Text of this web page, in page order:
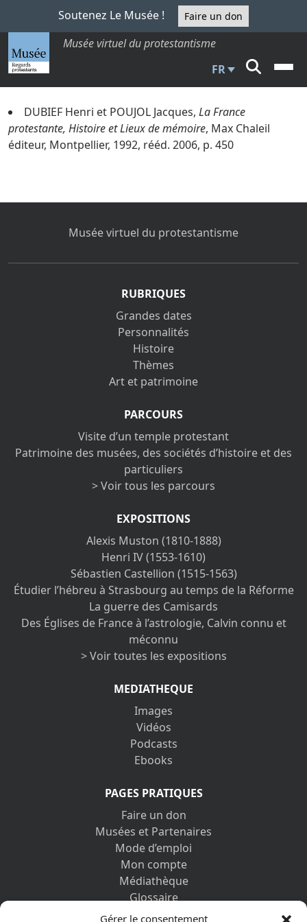
Gérer le consentement
Soutenez Le Musée ! Faire un don
Musée virtuel du protestantisme
FR
DUBIEF Henri et POUJOL Jacques, La France
protestante, Histoire et Lieux de mémoire, Max Chaleil
éditeur, Montpellier, 1992, rééd. 2006, p. 450
Musée virtuel du protestantisme
RUBRIQUES
Grandes dates
Personnalités
Histoire
Thèmes
Art et patrimoine
PARCOURS
Visite d’un temple protestant
Patrimoine des musées, des sociétés d’histoire et des
particuliers
> Voir tous les parcours
EXPOSITIONS
Alexis Muston (1810-1888)
Henri IV (1553-1610)
Sébastien Castellion (1515-1563)
Étudier l’hébreu à Strasbourg au temps de la Réforme
La guerre des Camisards
Des Églises de France à l’astrologie, Calvin connu et
méconnu
> Voir toutes les expositions
MEDIATHEQUE
Images
Vidéos
Podcasts
Ebooks
PAGES PRATIQUES
Faire un don
Musées et Partenaires
Mode d’emploi
Mon compte
Médiathèque
Glossaire
Contactez-nous